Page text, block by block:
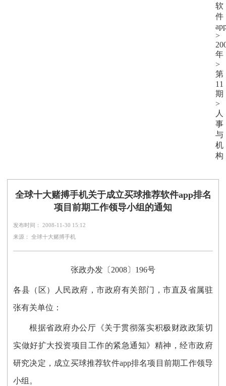
软
件
>
年
>
第
11
期
>
人
事
与
机
构
全球十大赌搏手机关于成立买球推荐软件app排名
项目前期工作领导小组的通知
发布时间： 2008-11-30 15:12
来源： 全球十大赌搏手机
张政办发〔2008〕196号
各县（区）人民政府，市政府有关部门，市直及省属驻
张有关单位：
根据省政府办公厅《关于贯彻落实积极财政政策切
实做好扩大投资项目工作的紧急通知》精神，经市政府
研究决定，成立买球推荐软件app排名项目前期工作领导
小组。